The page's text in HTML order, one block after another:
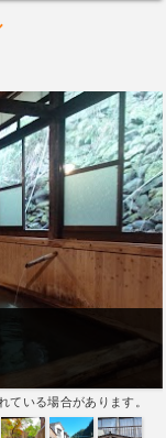
ている場合があります。